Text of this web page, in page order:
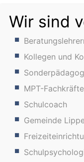
Wir sind
Kollegen und
MPT-
Schulcoach
Gemeinde